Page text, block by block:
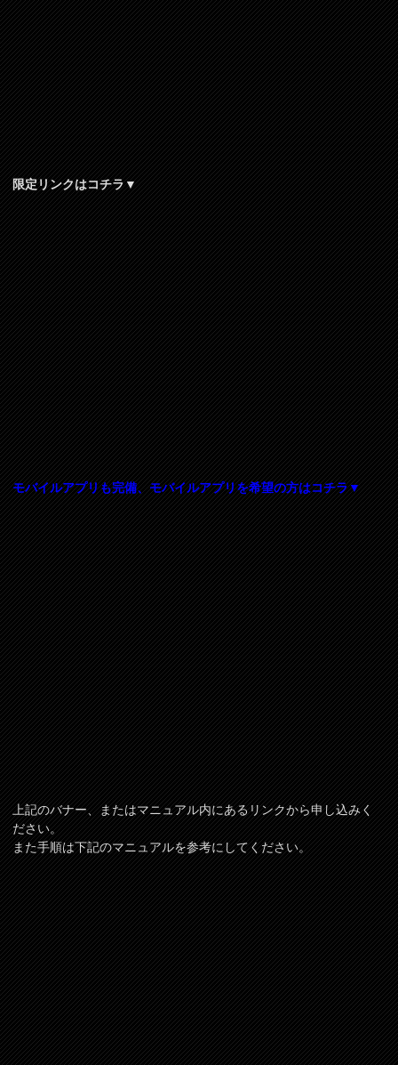
限定リンクはコチラ▼
モバイルアプリも完備、モバイルアプリを希望の方はコチラ▼
上記のバナー、またはマニュアル内にあるリンクから申し込みく
ださい。
また手順は下記のマニュアルを参考にしてください。